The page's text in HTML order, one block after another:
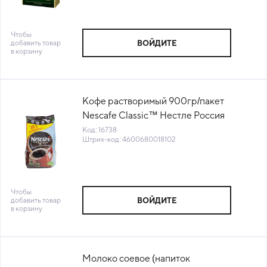
Чтобы
добавить товар
в корзину
ВОЙДИТЕ
Кофе растворимый 900гр/пакет
Nescafe Classic™ Нестле Россия
(123742) (КОД 16738) (+18°С)
Код: 16738
Штрих-код: 4600680018102
Чтобы
добавить товар
в корзину
ВОЙДИТЕ
Молоко соевое (напиток